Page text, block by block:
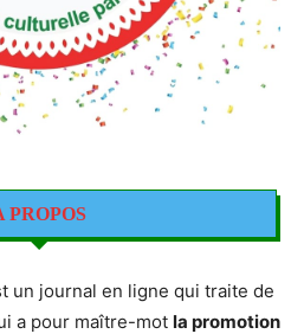
PROPOS
un journal en ligne qui traite de
a pour maître-mot la promotion